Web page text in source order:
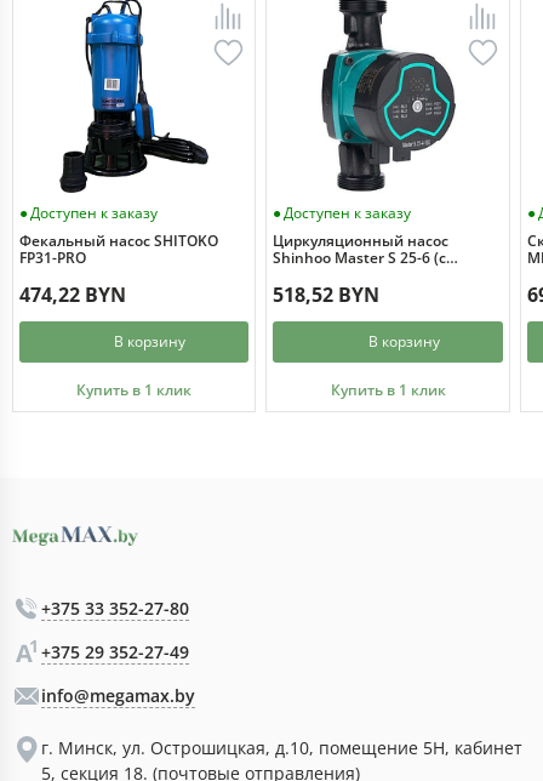
Доступен к заказу
Фекальный насос SHITOKO
FP31-PRO
474,22 BYN
В корзину
Купить в 1 клик
Доступен к заказу
Циркуляционный насос
Shinhoo Master S 25-6 (с
518,52 BYN
В корзину
Купить в 1 клик
+375 33 352-27-80
+375 29 352-27-49
info@megamax.by
г. Минск, ул. Острошицкая, д.10, помещение 5Н, кабинет
5, секция 18. (почтовые отправления)